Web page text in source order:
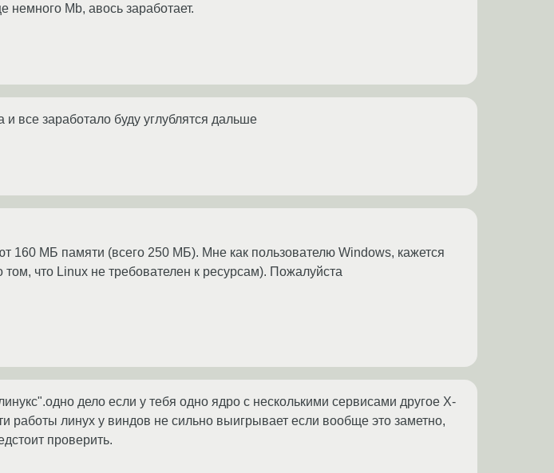
Mb, авось заработает.
все заработало буду углублятся дальше
160 МБ памяти (всего 250 МБ). Мне как пользователю Windows, кажется
что Linux не требователен к ресурсам). Пожалуйста
дело если у тебя одно ядро с несколькими сервисами другое Х-
работы линух у виндов не сильно выигрывает если вообще это заметно,
проверить.